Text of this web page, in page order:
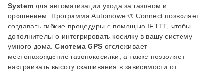
System для автоматизации ухода за газоном и
орошением. Программа Automower® Connect позволяет
создавать гибкие процедуры с помощью IFTTT, чтобы
дополнительно интегрировать косилку в вашу систему
умного дома.
Система GPS отслеживает
местонахождение газонокосилки, а также позволяет
настраивать высоту скашивания в зависимости от